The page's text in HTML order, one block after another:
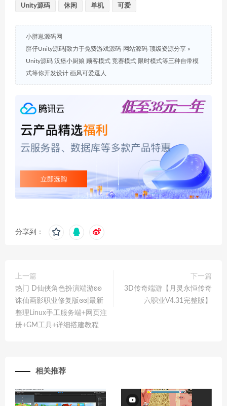
Unity源码 休闲 单机 可爱
小胖崽源码网
胖仔Unity源码|致力于免费游戏源码-网站源码-顶级资源分享 »
Unity源码 汉堡小厨娘 顾客模式 竞赛模式 限时模式等三种自带模
式等你开发设计 画风可爱逗人
分享到：
上一篇
热门 D仙侠角色扮演端游ʚʚ
诛仙画影职业修复版ɞɞ|最新
整理Linux手工服务端+网页注
册+GM工具+详细搭建教程
下一篇
3D传奇端游【月灵永恒传奇
六职业V4.31完整版】
相关推荐